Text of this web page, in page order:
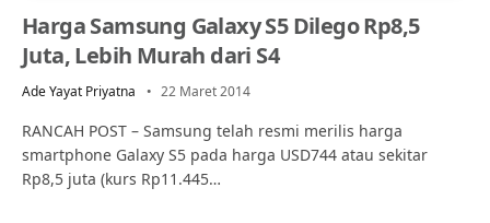
Harga Samsung Galaxy S5 Dilego Rp8,5
Juta, Lebih Murah dari S4
Ade Yayat Priyatna 22 Maret 2014
RANCAH POST – Samsung telah resmi merilis harga
smartphone Galaxy S5 pada harga USD744 atau sekitar
Rp8,5 juta (kurs Rp11.445…